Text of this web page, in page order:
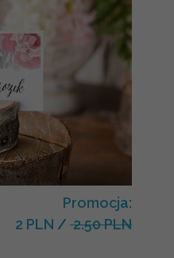
Promocja:
2 PLN / 2.50 PLN